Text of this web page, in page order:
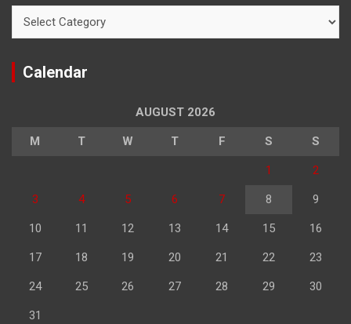
Calendar
AUGUST 2026
M T W T F S S
1 2
3 4 5 6 7 8 9
10 11 12 13 14 15 16
17 18 19 20 21 22 23
24 25 26 27 28 29 30
31